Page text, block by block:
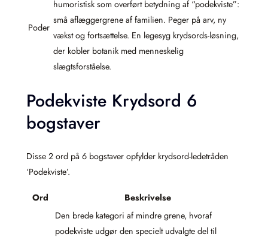
Poder
humoristisk som overført betydning af “podekviste”:
små aflæggergrene af familien. Peger på arv, ny
vækst og fortsættelse. En legesyg krydsords-løsning,
der kobler botanik med menneskelig
slægtsforståelse.
Podekviste Krydsord 6
bogstaver
Disse 2 ord på 6 bogstaver opfylder krydsord-ledetråden
‘Podekviste’.
Ord Beskrivelse
Den brede kategori af mindre grene, hvoraf
podekviste udgør den specielt udvalgte del til